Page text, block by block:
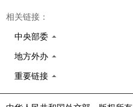
相关链接：
中央部委
地方外办
重要链接